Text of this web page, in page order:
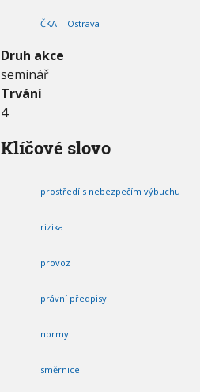
h
o
v
á
b
z
ČKAIT Ostrava
Druh akce
seminář
Trvání
4
Klíčové slovo
prostředí s nebezpečím výbuchu
rizika
provoz
právní předpisy
normy
směrnice